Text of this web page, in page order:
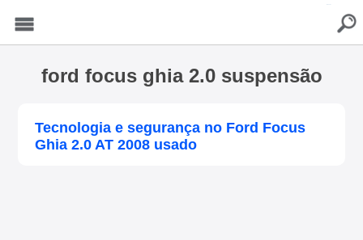
ford focus ghia 2.0 suspensão
Tecnologia e segurança no Ford Focus
Ghia 2.0 AT 2008 usado